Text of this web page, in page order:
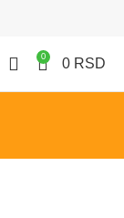
0 0 RSD